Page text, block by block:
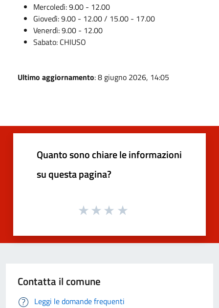
Mercoledì: 9.00 - 12.00
Giovedì: 9.00 - 12.00 / 15.00 - 17.00
Venerdì: 9.00 - 12.00
Sabato: CHIUSO
Ultimo aggiornamento: 8 giugno 2026, 14:05
Quanto sono chiare le informazioni
su questa pagina?
Contatta il comune
Leggi le domande frequenti